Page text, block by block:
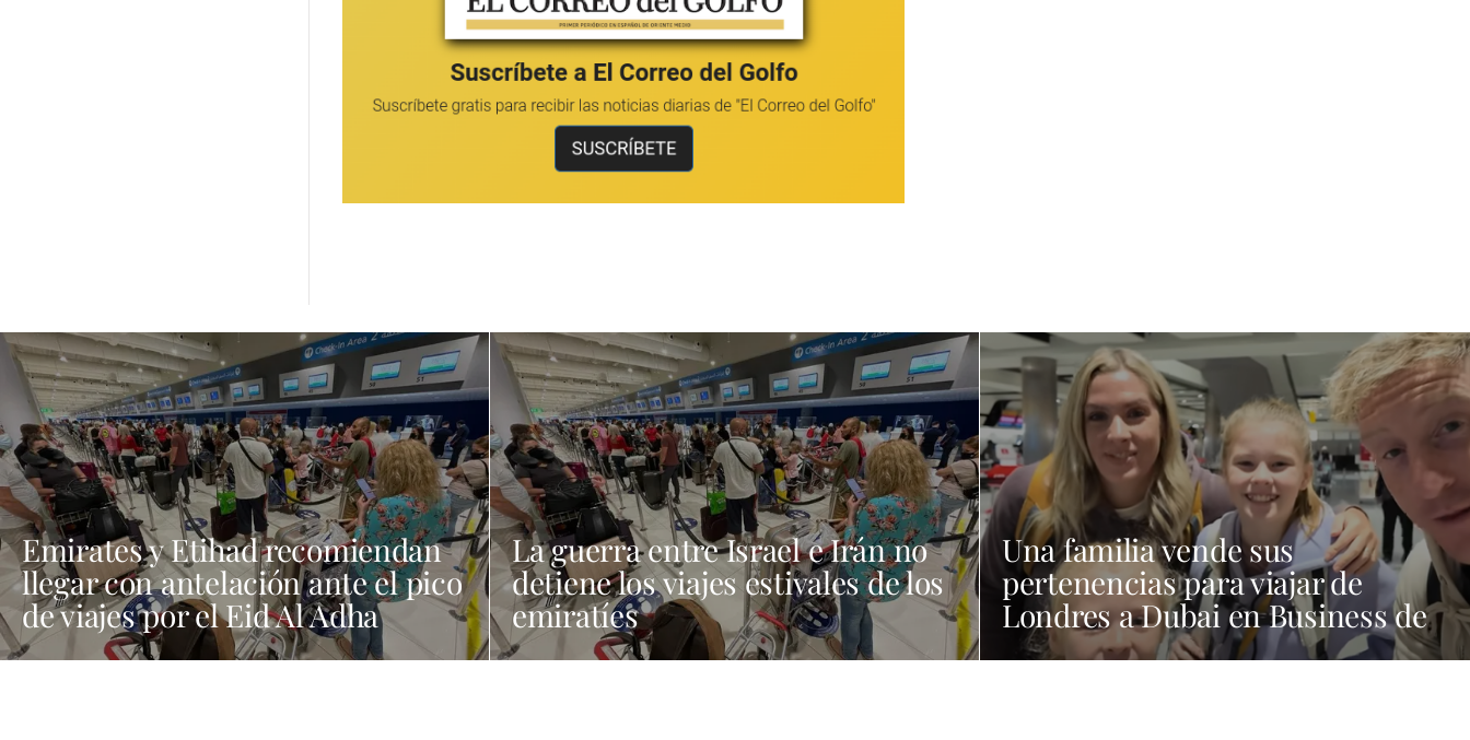
Emirates y Etihad recomiendan
llegar con antelación ante el pico
de viajes por el Eid Al Adha
La guerra entre Israel e Irán no
detiene los viajes estivales de los
emiratíes
Una familia vende sus
pertenencias para viajar de
Londres a Dubai en Business de
Emirates